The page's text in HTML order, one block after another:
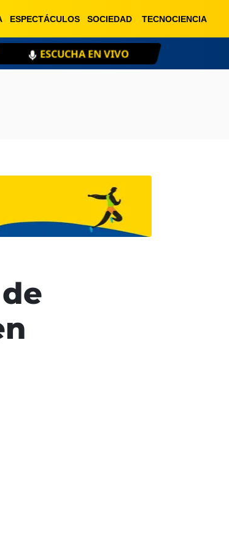
ESPECTÁCULOS SOCIEDAD TECNOCIENCIA
ESCUCHA EN VIVO